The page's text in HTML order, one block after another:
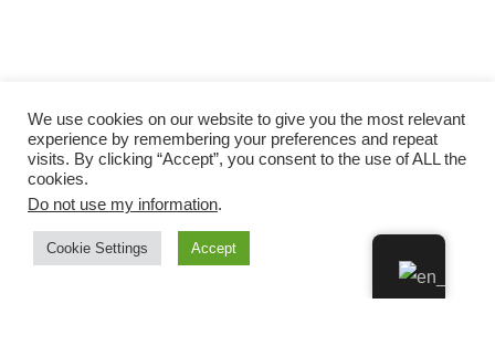
We use cookies on our website to give you the most relevant
experience by remembering your preferences and repeat
visits. By clicking “Accept”, you consent to the use of ALL the
cookies.
Do not use my information.
Cookie Settings Accept